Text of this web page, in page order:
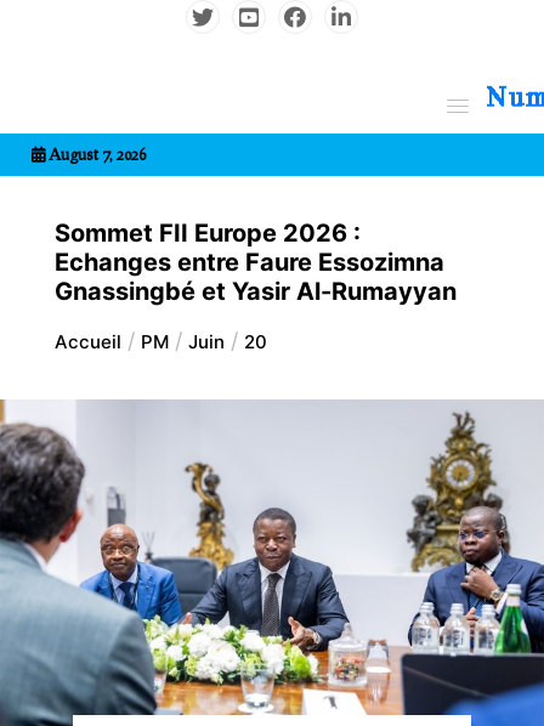
August 7, 2026
Sommet FII Europe 2026 :
Echanges entre Faure Essozimna
Gnassingbé et Yasir Al-Rumayyan
Accueil PM Juin 20